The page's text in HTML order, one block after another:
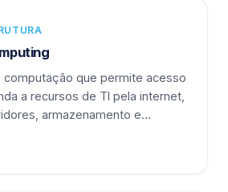
computação que permite acesso
a recursos de TI pela internet,
armazenamento e